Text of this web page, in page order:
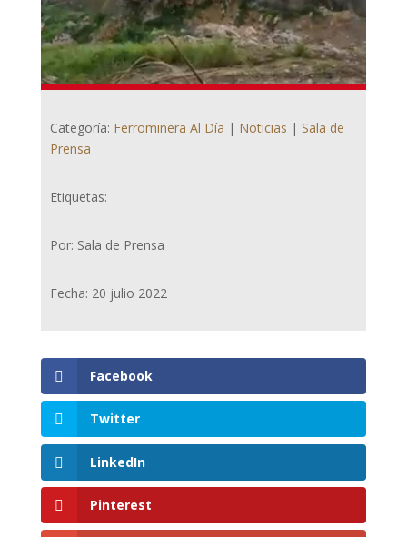
Categoría: Ferrominera Al Día | Noticias | Sala de
Prensa
Etiquetas:
Por: Sala de Prensa
Fecha: 20 julio 2022
Facebook
Twitter
LinkedIn
Pinterest